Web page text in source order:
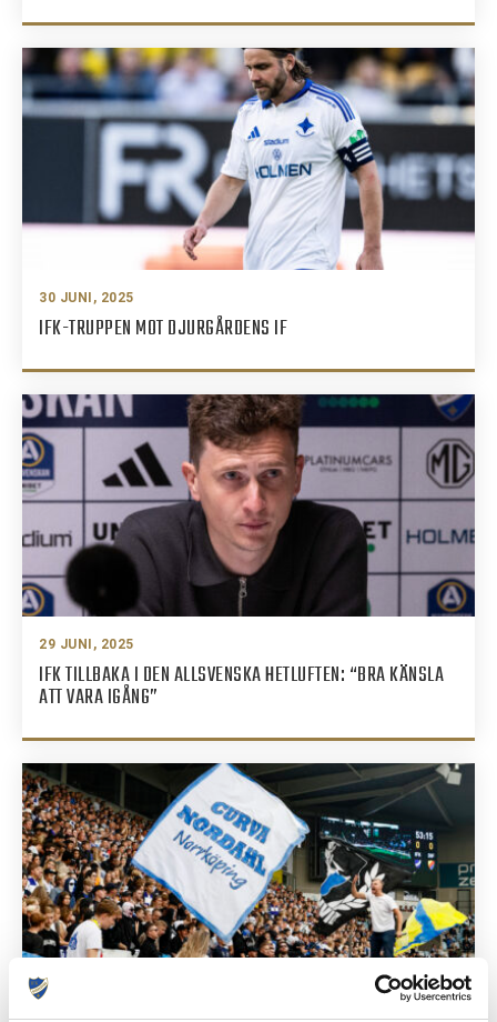
30 JUNI, 2025
IFK-TRUPPEN MOT DJURGÅRDENS IF
29 JUNI, 2025
IFK TILLBAKA I DEN ALLSVENSKA HETLUFTEN: “BRA KÄNSLA
ATT VARA IGÅNG”